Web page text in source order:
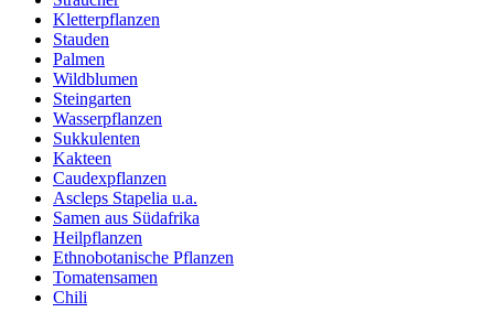
Kletterpflanzen
Stauden
Palmen
Wildblumen
Steingarten
Wasserpflanzen
Sukkulenten
Kakteen
Caudexpflanzen
Ascleps Stapelia u.a.
Samen aus Südafrika
Heilpflanzen
Ethnobotanische Pflanzen
Tomatensamen
Chili